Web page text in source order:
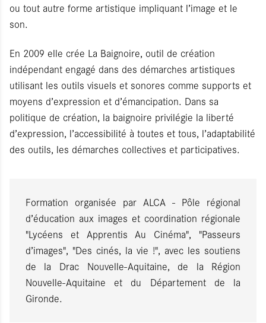
ou tout autre forme artistique impliquant l’image et le
son.
En 2009 elle crée La Baignoire, outil de création
indépendant engagé dans des démarches artistiques
utilisant les outils visuels et sonores comme supports et
moyens d’expression et d’émancipation. Dans sa
politique de création, la baignoire privilégie la liberté
d’expression, l’accessibilité à toutes et tous, l’adaptabilité
des outils, les démarches collectives et participatives.
Formation organisée par ALCA - Pôle régional
d’éducation aux images et coordination régionale
"Lycéens et Apprentis Au Cinéma", "Passeurs
d’images", "Des cinés, la vie !", avec les soutiens
de la Drac Nouvelle-Aquitaine, de la Région
Nouvelle-Aquitaine et du Département de la
Gironde.